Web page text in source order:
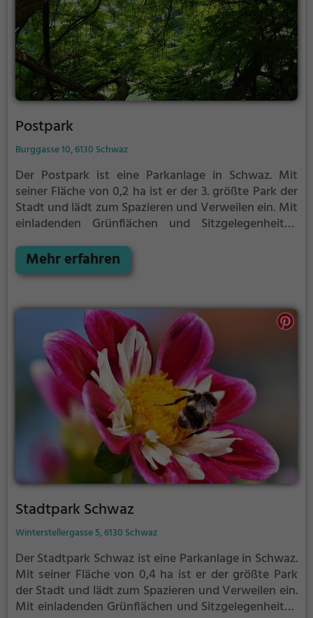
Postpark
Burggasse 10, 6130 Schwaz
Der Postpark ist eine Parkanlage in Schwaz. Mit
seiner Fläche von 0,2 ha ist er der 3. größte Park der
Stadt und lädt zum Spazieren und Verweilen ein. Mit
einladenden Grünflächen und Sitzgelegenheiten
Entspannung.
Mehr erfahren
Stadtpark Schwaz
Winterstellergasse 5, 6130 Schwaz
Der Stadtpark Schwaz ist eine Parkanlage in Schwaz.
Mit seiner Fläche von 0,4 ha ist er der größte Park
der Stadt und lädt zum Spazieren und Verweilen ein.
Mit einladenden Grünflächen und Sitzgelegenheiten